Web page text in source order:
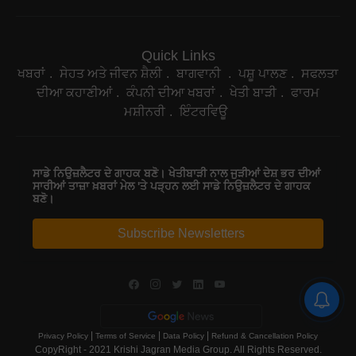
Quick Links
ਖਬਰਾਂ ਸੇਹਤ ਅਤੇ ਜੀਵਨ ਸ਼ੈਲੀ ਬਾਗਵਾਨੀ ਪਸ਼ੂ ਪਾਲਣ
ਸਫਲਤਾ
ਦੀਆ ਕਹਾਣੀਆਂ
ਕੰਪਨੀ ਦੀਆ ਖਬਰਾਂ ਖੇਤੀ ਬਾੜੀ
ਫਾਰਮ
ਮਸ਼ੀਨਰੀ
ਇੰਟਰਵਿਊ
ਸਾਡੇ ਨਿਉਜ਼ਲੈਟਰ ਦੇ ਗਾਹਕ ਬਣੋ। ਖੇਤੀਬਾੜੀ ਨਾਲ ਜੁੜੀਆਂ ਦੇਸ਼ ਭਰ ਦੀਆਂ
ਸਾਰੀਆਂ ਤਾਜ਼ਾ ਖ਼ਬਰਾਂ ਮੇਲ 'ਤੇ ਪੜ੍ਹਨ ਲਈ ਸਾਡੇ ਨਿਉਜ਼ਲੈਟਰ ਦੇ ਗਾਹਕ
ਬਣੋ।
Subscribe Newsletters
Privacy Policy Terms of Service Data Policy Refund & Cancellation Policy
CopyRight - 2021 Krishi Jagran Media Group. All Rights Reserved.